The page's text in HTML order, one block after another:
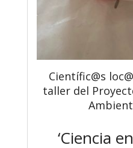
Científic@s
taller del
‘Ciencia